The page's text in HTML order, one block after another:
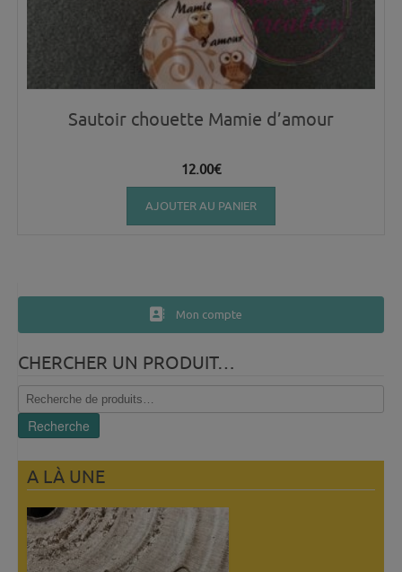
Sautoir chouette Mamie d’amour
12.00€
AJOUTER AU PANIER
Mon compte
CHERCHER UN PRODUIT…
Recherche
pour :
Recherche
A LÀ UNE